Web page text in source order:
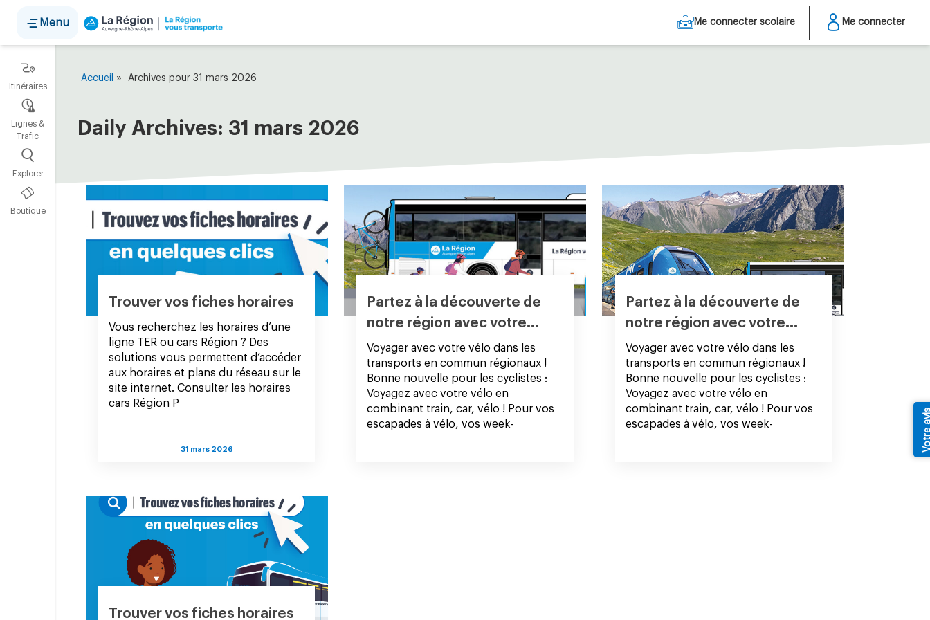
Accueil » Archives pour 31 mars 2026
Daily Archives: 31 mars 2026
Trouver vos fiches horaires
Vous recherchez les horaires d’une
ligne TER ou cars Région ? Des
solutions vous permettent d’accéder
aux horaires et plans du réseau sur le
site internet. Consulter les horaires
cars Région P
31 mars 2026
Partez à la découverte de
notre région avec votre...
Voyager avec votre vélo dans les
transports en commun régionaux !
Bonne nouvelle pour les cyclistes :
Voyagez avec votre vélo en
combinant train, car, vélo ! Pour vos
escapades à vélo, vos week-
Partez à la découverte de
notre région avec votre...
Voyager avec votre vélo dans les
transports en commun régionaux !
Bonne nouvelle pour les cyclistes :
Voyagez avec votre vélo en
combinant train, car, vélo ! Pour vos
escapades à vélo, vos week-
Trouver vos fiches horaires
Menu Me connecter scolaire Me connecter
Itinéraires
Lignes &
Trafic
Explorer
Boutique